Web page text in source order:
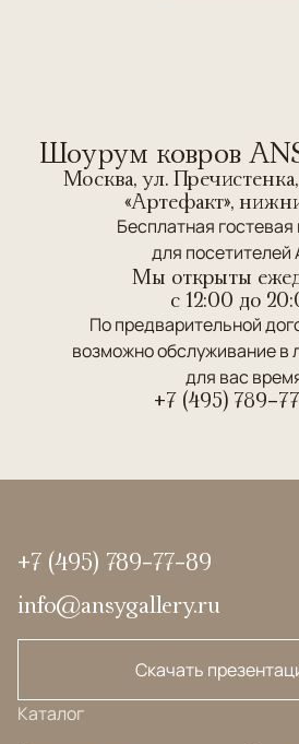
Шоурум ковров
Москва, ул.
«Артефакт»,
Бесплатная гостевая
для посетителей
Мы открыты
c 12:00 до
По предварительной
возможно обслуживание в
для вас
+7 (495) 789-
+7 (495) 789-77-89
info@ansygallery.ru
Скачать
Каталог